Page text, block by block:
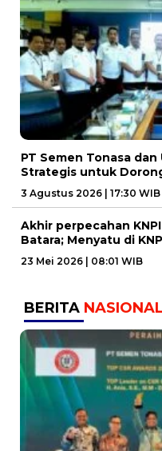
PT Semen Tonasa
Strategis untuk
3 Agustus 2026 | 17:30 WIB
Akhir perpecahan
Batara; Menyatu di
23 Mei 2026 | 08:01 WIB
BERITA NASIONAL